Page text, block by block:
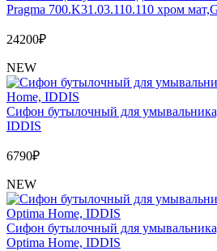
Pragma 700.K31.03.110.110 хром
24200₽
NEW
Сифон бутылочный для
IDDIS
6790₽
NEW
Сифон бутылочный для
Optima Home, IDDIS